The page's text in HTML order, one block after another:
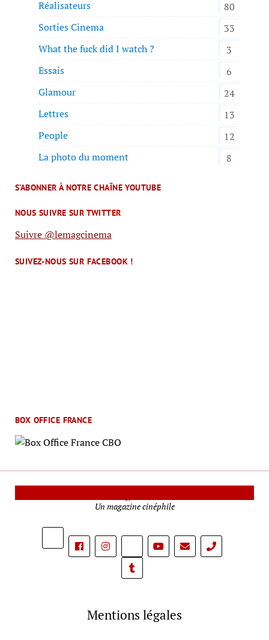
Réalisateurs
80
Sorties Cinema
33
What the fuck did I watch ?
3
Essais
6
Glamour
24
Lettres
13
People
12
La photo du moment
8
S’ABONNER À NOTRE CHAÎNE YOUTUBE
NOUS SUIVRE SUR TWITTER
Suivre @lemagcinema
SUIVEZ-NOUS SUR FACEBOOK !
BOX OFFICE FRANCE
Un magazine cinéphile
phone
Mentions légales